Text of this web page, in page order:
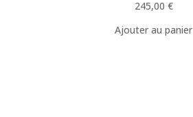
245,00 €
Ajouter au panier